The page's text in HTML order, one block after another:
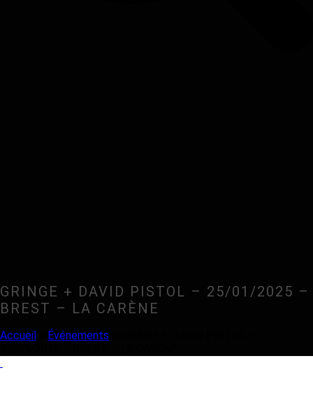
GRINGE + DAVID PISTOL – 25/01/2025 –
BREST – LA CARÈNE
Accueil Événements